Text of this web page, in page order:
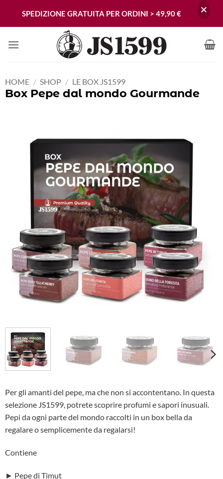
HOME / SHOP / LE BOX JS1599
Box Pepe dal mondo Gourmande
Per gli amanti del pepe, ma che non si accontentano. In questa
selezione JS1599, potrete scoprire profumi e sapori inusuali.
Pepi da ogni parte del mondo raccolti in un box bella da
regalare o semplicemente da regalarsi!
Contiene
► Pepe di Timut
SPEDIZIONE GRATUITA PER ORDINI > 49,90 €